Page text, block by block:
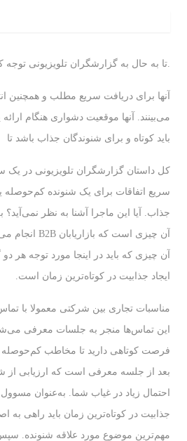
تا به حال به گزارشگران تلویزیونی توجه کرده‌اید.
آنها برای دریافت سریع مطلب و همچنین
می‌بینند. آنها موقعیت دشواری هنگام
باید کوتاه و برای شنوندگان جذاب باشد تا
کل داستان گزارشگران تلویزیونی در
سریع اتفاقات برای یک شنونده
جذاب. آیا این ماجرا آشنا به نظر
آن چیزی است که بازاریابان B2B ‌انجام می‌دهند.
آن چیزی که باید در اینجا مورد توجه هر
ایجاد جذابیت در کوتاه‌ترین زمان است.
مناسبات تجاری بین شرکتی معمولا با
این تماس‌ها منجر به جلسات معرفی
فرصت کوتاهی دارید تا مخاطب کم‌حوصله
بعد از جلسه معرفی است که ارزیابی از
احتمال زیاد در غیاب شما. به‌عنوان مسوول
جذابیت در کوتاه‌ترین زمان باید راهی به
مهم‌ترین موضوع مورد علاقه شنونده.